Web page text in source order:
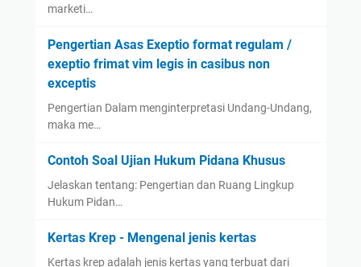
marketi…
Pengertian Asas Exeptio format regulam /
exeptio frimat vim legis in casibus non
exceptis
Pengertian Dalam menginterpretasi Undang-Undang,
maka me…
Contoh Soal Ujian Hukum Pidana Khusus
Jelaskan tentang: Pengertian dan Ruang Lingkup
Hukum Pidan…
Kertas Krep - Mengenal jenis kertas
Kertas krep adalah jenis kertas yang terbuat dari